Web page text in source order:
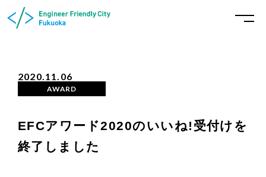
2020.11.06
AWARD
EFCアワード2020のいいね!受付けを
終了しました